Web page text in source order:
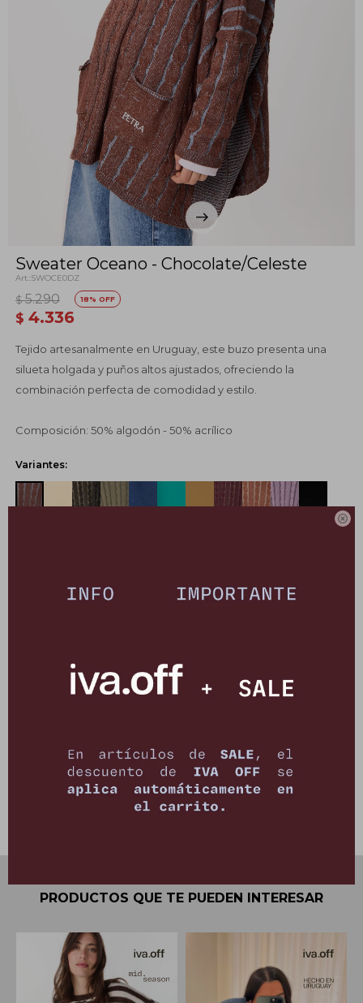

Sweater Oceano - Chocolate/Celeste
SWOCE0DZ
$ 4.336
$ 5.290 18
Tejido artesanalmente en Uruguay, este buzo presenta una
silueta holgada y puños altos ajustados, ofreciendo la
combinación perfecta de comodidad y estilo.
Composición: 50% algodón - 50% acrílico
Variantes:
Ver opciones de pago y planes de cuotas
Cambios y Devoluciones
PRODUCTOS QUE TE PUEDEN INTERESAR